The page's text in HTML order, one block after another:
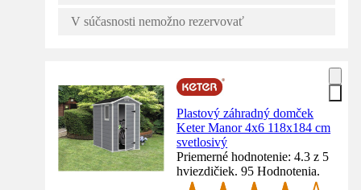
V súčasnosti nemožno rezervovať
Plastový záhradný domček
Keter Manor 4x6 118x184 cm
svetlosivý
Priemerné hodnotenie: 4.3 z 5
hviezdičiek. 95 Hodnotenia.